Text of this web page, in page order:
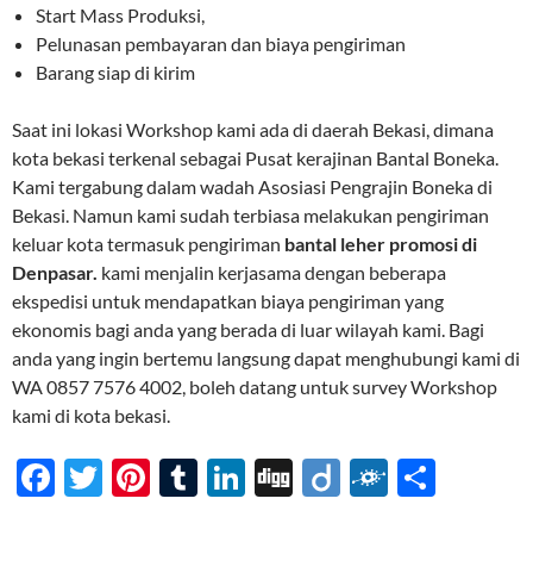
Start Mass Produksi,
Pelunasan pembayaran dan biaya pengiriman
Barang siap di kirim
Saat ini lokasi Workshop kami ada di daerah Bekasi, dimana
kota bekasi terkenal sebagai Pusat kerajinan Bantal Boneka.
Kami tergabung dalam wadah Asosiasi Pengrajin Boneka di
Bekasi. Namun kami sudah terbiasa melakukan pengiriman
keluar kota termasuk pengiriman bantal leher promosi di
Denpasar. kami menjalin kerjasama dengan beberapa
ekspedisi untuk mendapatkan biaya pengiriman yang
ekonomis bagi anda yang berada di luar wilayah kami. Bagi
anda yang ingin bertemu langsung dapat menghubungi kami di
WA 0857 7576 4002, boleh datang untuk survey Workshop
kami di kota bekasi.
F
T
Pi T
Li
Di Di F